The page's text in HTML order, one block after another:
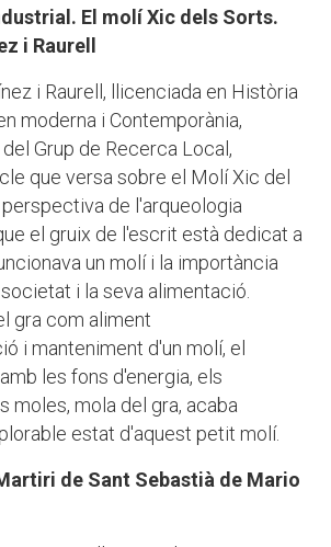
El molí Xic dels Sorts.
i Raurell
i Raurell, llicenciada en Història
moderna i Contemporània,
Grup de Recerca Local,
que versa sobre el Molí Xic del
de l'arqueologia
el gruix de l'escrit està dedicat a
un molí i la importància
i la seva alimentació.
gra com aliment
i manteniment d'un molí, el
les fons d'energia, els
moles, mola del gra, acaba
estat d'aquest petit molí.
de Sant Sebastià de Mario